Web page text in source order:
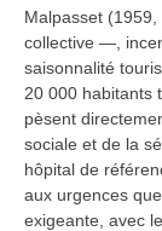
Malpasset
collective —,
saisonnalité
20 000 habitants
pèsent
sociale et de la
hôpital de
aux urgences
exigeante, avec